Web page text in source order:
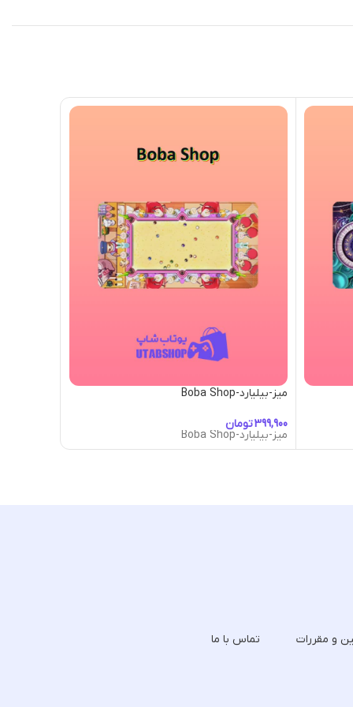
میز-بیلیارد-Boba Shop
تومان
میز-بیلیارد-Boba Shop
و مقررات تماس با ما